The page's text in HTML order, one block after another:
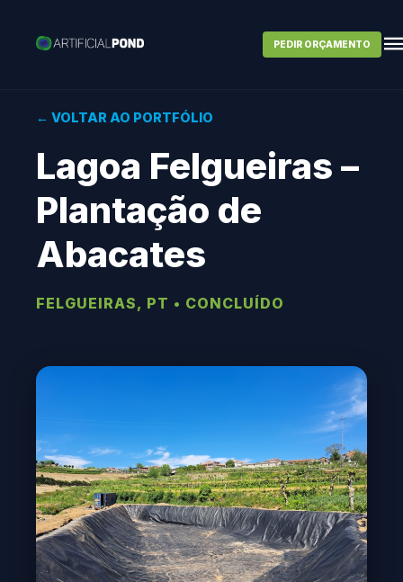
PEDIR ORÇAMENTO
← VOLTAR AO PORTFÓLIO
Lagoa Felgueiras –
Plantação de
Abacates
FELGUEIRAS, PT • CONCLUÍDO